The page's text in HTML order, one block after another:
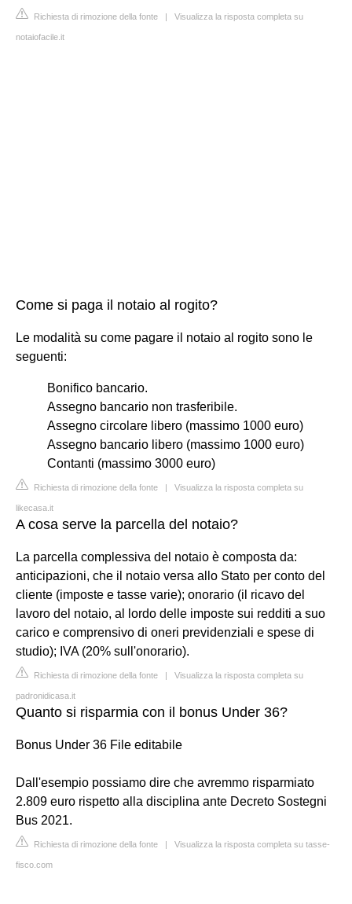
Richiesta di rimozione della fonte | Visualizza la risposta completa su
notaiofacile.it
Come si paga il notaio al rogito?
Le modalità su come pagare il notaio al rogito sono le
seguenti:
Bonifico bancario.
Assegno bancario non trasferibile.
Assegno circolare libero (massimo 1000 euro)
Assegno bancario libero (massimo 1000 euro)
Contanti (massimo 3000 euro)
Richiesta di rimozione della fonte | Visualizza la risposta completa su
likecasa.it
A cosa serve la parcella del notaio?
La parcella complessiva del notaio è composta da:
anticipazioni, che il notaio versa allo Stato per conto del
cliente (imposte e tasse varie); onorario (il ricavo del
lavoro del notaio, al lordo delle imposte sui redditi a suo
carico e comprensivo di oneri previdenziali e spese di
studio); IVA (20% sull'onorario).
Richiesta di rimozione della fonte | Visualizza la risposta completa su
padronidicasa.it
Quanto si risparmia con il bonus Under 36?
Bonus Under 36 File editabile
Dall'esempio possiamo dire che avremmo risparmiato
2.809 euro rispetto alla disciplina ante Decreto Sostegni
Bus 2021.
Richiesta di rimozione della fonte | Visualizza la risposta completa su tasse-
fisco.com